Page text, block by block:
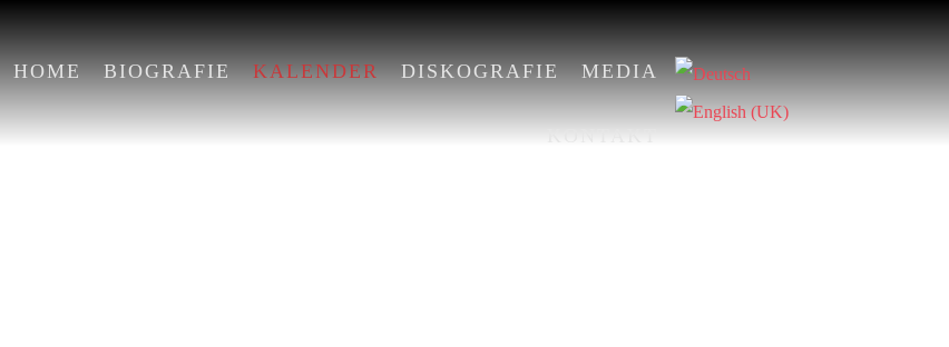
HOME BIOGRAFIE KALENDER DISKOGRAFIE MEDIA
KONTAKT